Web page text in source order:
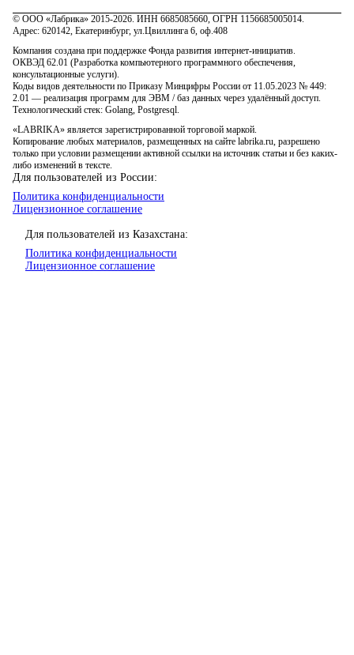
© ООО «Лабрика» 2015-2026. ИНН 6685085660, ОГРН 1156685005014.
Адрес: 620142, Екатеринбург, ул.Цвиллинга 6, оф.408
Компания создана при поддержке Фонда развития интернет-инициатив.
ОКВЭД 62.01 (Разработка компьютерного программного обеспечения,
консультационные услуги).
Коды видов деятельности по Приказу Минцифры России от 11.05.2023 № 449:
2.01 — реализация программ для ЭВМ / баз данных через удалённый доступ.
Технологический стек: Golang, Postgresql.
«LABRIKA» является зарегистрированной торговой маркой.
Копирование любых материалов, размещенных на сайте labrika.ru, разрешено
только при условии размещении активной ссылки на источник статьи и без каких-
либо изменений в тексте.
Для пользователей из России:
Политика конфиденциальности
Лицензионное соглашение
Для пользователей из Казахстана:
Политика конфиденциальности
Лицензионное соглашение